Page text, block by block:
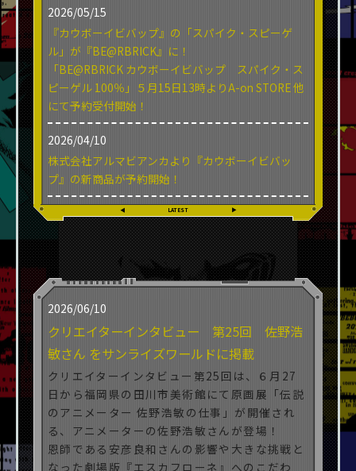
2026/05/15
『カウボーイビバップ』の「スパイク・スピーゲ
ル」が『BE@RBRICK』に！
「BE@RBRICK カウボーイビバップ スパイク・ス
ピーゲル 100％」５月15日13時よりA-on STORE 他
にて予約受付開始！
2026/04/10
株式会社アルマビアンカより​​『カウボーイビバッ
プ』の新商品が予約開始！
▲ LATEST ▲
2026/06/10
クリエイターインタビュー 第25回 佐野浩
敏さん をサンライズワールドに掲載
クリエイターインタビュー第25回は、
６月27
日から福岡県の田川市美術館にて原画展「伝説
のアニメーター 佐野浩敏の仕事」が開催され
る、アニメーターの佐野浩敏さんが登場！
恩師である安彦良和さんの影響や大きな挑戦と
なった劇場版『エスカフローネ』へのこだわ